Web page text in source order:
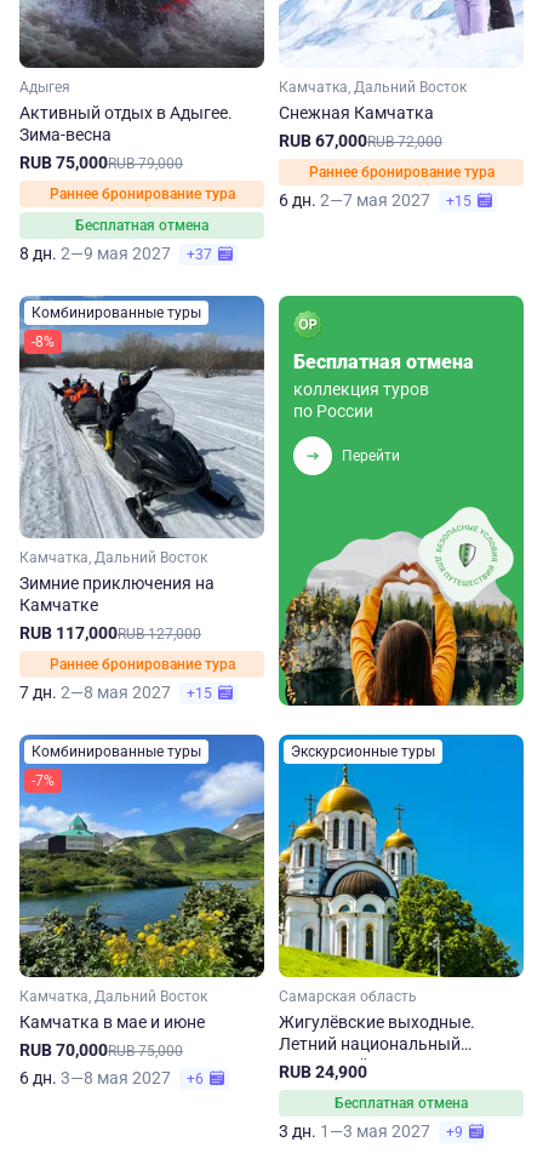
Адыгея
Активный отдых в Адыгее.
Зима-весна
RUB 75,000RUB 79,000
Раннее бронирование тура
Бесплатная отмена
8 дн. 2—9 мая 2027 +37
Камчатка, Дальний Восток
Снежная Камчатка
RUB 67,000RUB 72,000
Раннее бронирование тура
6 дн. 2—7 мая 2027 +15
Комбинированные туры
-8%
Камчатка, Дальний Восток
Зимние приключения на
Камчатке
RUB 117,000RUB 127,000
Раннее бронирование тура
7 дн. 2—8 мая 2027 +15
Бесплатная отмена
коллекция туров
по России
Перейти
Комбинированные туры
-7%
Камчатка, Дальний Восток
Камчатка в мае и июне
RUB 70,000RUB 75,000
6 дн. 3—8 мая 2027 +6
Экскурсионные туры
Самарская область
Жигулёвские выходные.
Летний национальный
туристский маршрут по
Самарской области
RUB 24,900
Бесплатная отмена
3 дн. 1—3 мая 2027 +9